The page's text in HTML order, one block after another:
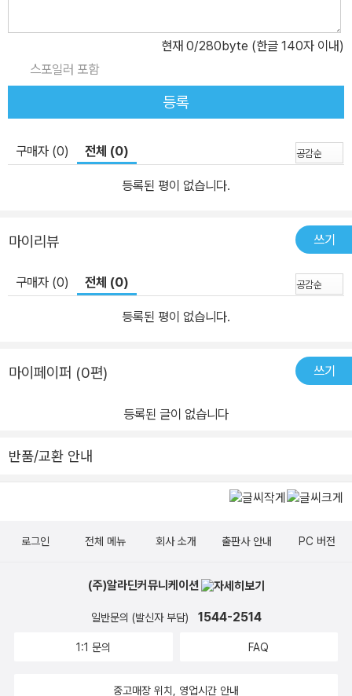
현재 0/280byte (한글 140자 이내)
스포일러 포함
등록
구매자 (0) 전체 (0)
등록된 평이 없습니다.
마이리뷰 쓰기
구매자 (0) 전체 (0)
등록된 평이 없습니다.
마이페이퍼 (0편) 쓰기
등록된 글이 없습니다
반품/교환 안내
로그인 전체 메뉴 회사 소개 출판사 안내 PC 버전
(주)알라딘커뮤니케이션
일반문의 (발신자 부담) 1544-2514
1:1 문의 FAQ
중고매장 위치, 영업시간 안내